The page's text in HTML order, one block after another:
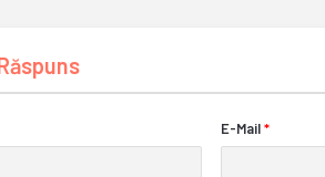
E-Mail *